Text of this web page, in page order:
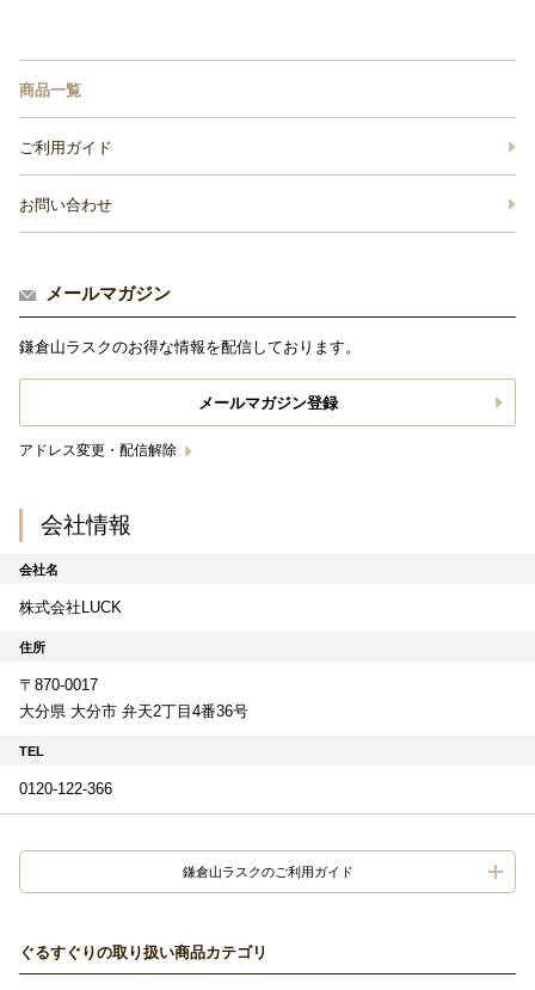
商品一覧
ご利用ガイド
お問い合わせ
メールマガジン
鎌倉山ラスクのお得な情報を配信しております。
メールマガジン登録
アドレス変更・配信解除
会社情報
会社名
株式会社LUCK
住所
〒870-0017
大分県 大分市 弁天2丁目4番36号
TEL
0120-122-366
鎌倉山ラスクのご利用ガイド
ぐるすぐりの取り扱い商品カテゴリ